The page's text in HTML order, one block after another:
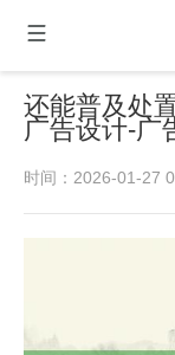
还能普及处
广告设计-广
时间：2026-01-27